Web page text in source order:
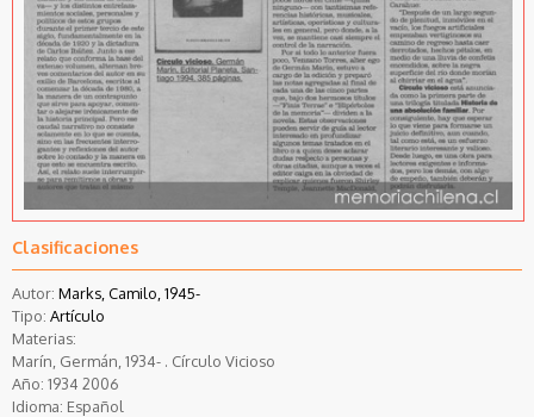
Clasificaciones
Autor: Marks, Camilo, 1945-
Tipo: Artículo
Materias:
Marín, Germán, 1934- . Círculo Vicioso
Año: 1934 2006
Idioma: Español